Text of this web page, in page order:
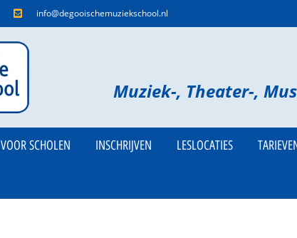
info@degooischemuziekschool.nl
Muziek-, Theater-,
VOOR SCHOLEN INSCHRIJVEN LESLOCATIES